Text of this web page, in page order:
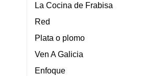
La Cocina de Frabisa
Red
Plata o plomo
Ven A Galicia
Enfoque